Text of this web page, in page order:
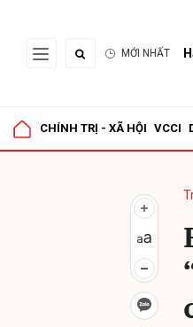
MỚI NHẤT
CHÍNH TRỊ - XÃ HỘI VCCI